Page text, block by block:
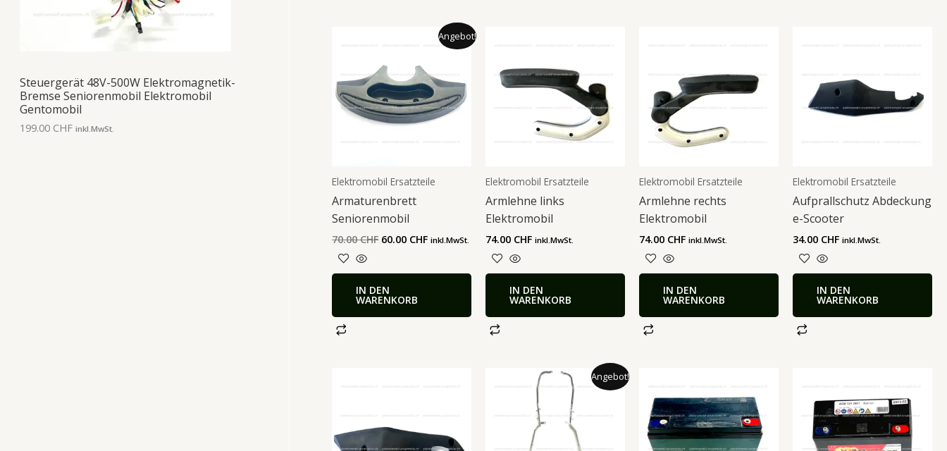
Steuergerät 48V-500W Elektromagnetik-
Bremse Seniorenmobil Elektromobil
Gentomobil
199.00 CHF inkl.MwSt.
Angebot!
Elektromobil Ersatzteile
Armaturenbrett
Seniorenmobil
70.00CHF
Ursprünglicher
70.00 CHF
60.00 CHF
Aktueller
Preis
60.00 CHF.
inkl.MwSt.
IN DEN
WARENKORB
Elektromobil Ersatzteile
Armlehne links
Elektromobil
74.00 CHF inkl.MwSt.
IN DEN
WARENKORB
Elektromobil Ersatzteile
Armlehne rechts
Elektromobil
74.00 CHF inkl.MwSt.
IN DEN
WARENKORB
Elektromobil Ersatzteile
Aufprallschutz Abdeckung
e-Scooter
34.00 CHF inkl.MwSt.
IN DEN
WARENKORB
Angebot!
Ursprünglicher
134.00 CHF
Aktueller
Preis